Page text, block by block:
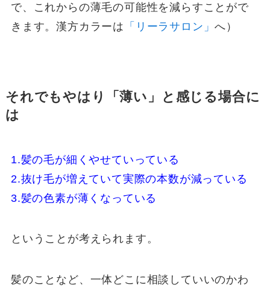
で、これからの薄毛の可能性を減らすことがで
きます。漢方カラーは 「リーラサロン」へ）
それでもやはり「薄い」と感じる場合に
は
1.髪の毛が細くやせていっている
2.抜け毛が増えていて実際の本数が減っている
3.髪の色素が薄くなっている
ということが考えられます。
髪のことなど、一体どこに相談していいのかわ